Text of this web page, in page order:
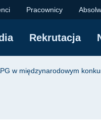
Pracownicy
Rekrutacja
w międzynarodowym